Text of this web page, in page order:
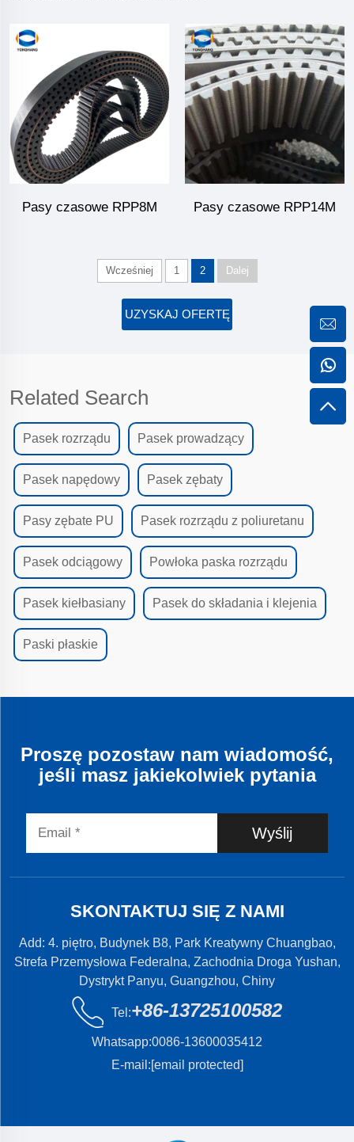
Pasy czasowe RPP8M Pasy czasowe RPP14M
Wcześniej 1 2 Dalej
UZYSKAJ OFERTĘ
Related Search
Pasek rozrządu Pasek prowadzący
Pasek napędowy Pasek zębaty
Pasy zębate PU Pasek rozrządu z poliuretanu
Pasek odciągowy Powłoka paska rozrządu
Pasek kiełbasiany Pasek do składania i klejenia
Paski płaskie
Proszę pozostaw nam wiadomość,
jeśli masz jakiekolwiek pytania
Wyślij
SKONTAKTUJ SIĘ Z NAMI
Add: 4. piętro, Budynek B8, Park Kreatywny Chuangbao,
Strefa Przemysłowa Federalna, Zachodnia Droga Yushan,
Dystrykt Panyu, Guangzhou, Chiny
Tel:+86-13725100582
Whatsapp:0086-13600035412
E-mail:[email protected]